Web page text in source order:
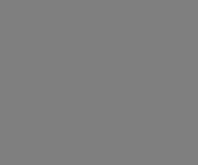
de piele goală, perfect
nivelând în același timp